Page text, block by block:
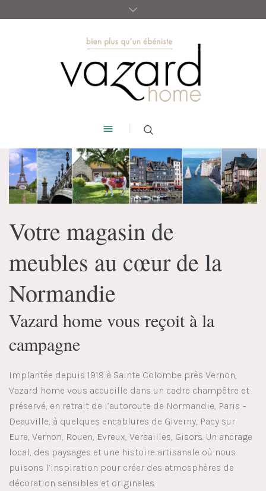
Votre magasin de
meubles au cœur de la
Normandie
Vazard home vous reçoit à la
campagne
Implantée depuis 1919 à Sainte Colombe près Vernon,
Vazard home vous accueille dans un cadre champêtre et
préservé, en retrait de l’autoroute de Normandie, Paris –
Deauville, à quelques encablures de Giverny, Pacy sur
Eure, Vernon, Rouen, Evreux, Versailles, Gisors. Un ancrage
local, des paysages et une histoire artisanale où nous
puisons l’inspiration pour créer des atmosphères de
décoration sensibles et originales.